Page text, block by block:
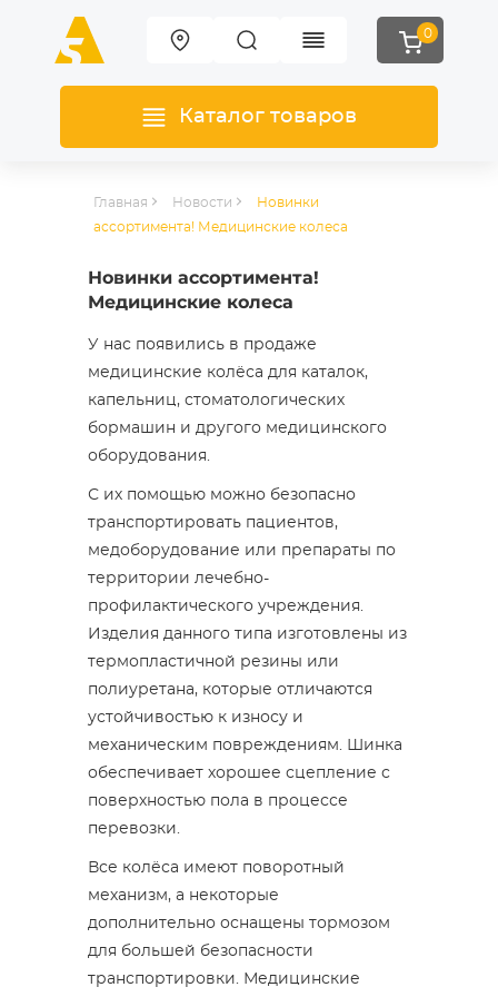
0
Каталог товаров
Главная Новости
Новинки
ассортимента! Медицинские колеса
Новинки ассортимента!
Медицинские колеса
У нас появились в продаже
медицинские колёса для каталок,
капельниц, стоматологических
бормашин и другого медицинского
оборудования.
С их помощью можно безопасно
транспортировать пациентов,
медоборудование или препараты по
территории лечебно-
профилактического учреждения.
Изделия данного типа изготовлены из
термопластичной резины или
полиуретана, которые отличаются
устойчивостью к износу и
механическим повреждениям. Шинка
обеспечивает хорошее сцепление с
поверхностью пола в процессе
перевозки.
Все колёса имеют поворотный
механизм, а некоторые
дополнительно оснащены тормозом
для большей безопасности
транспортировки. Медицинские